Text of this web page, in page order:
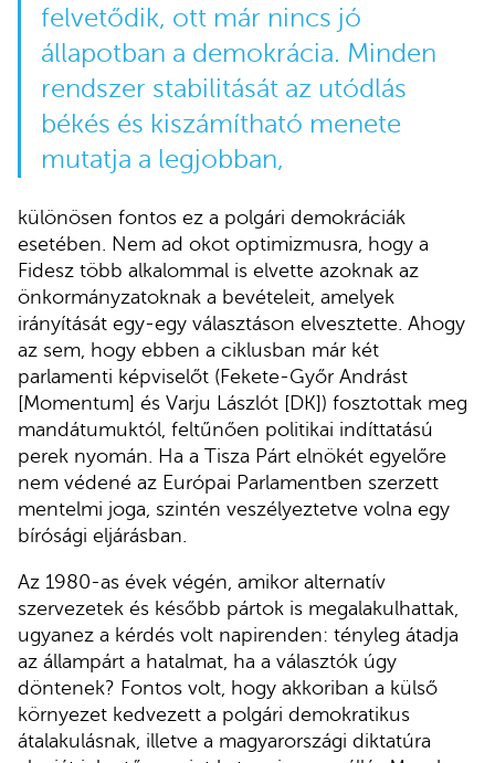
felvetődik, ott már nincs jó
állapotban a demokrácia. Minden
rendszer stabilitását az utódlás
békés és kiszámítható menete
mutatja a legjobban,
különösen fontos ez a polgári demokráciák
esetében. Nem ad okot optimizmusra, hogy a
Fidesz több alkalommal is elvette azoknak az
önkormányzatoknak a bevételeit, amelyek
irányítását egy-egy választáson elvesztette. Ahogy
az sem, hogy ebben a ciklusban már két
parlamenti képviselőt (Fekete-Győr Andrást
[Momentum] és Varju Lászlót [DK]) fosztottak meg
mandátumuktól, feltűnően politikai indíttatású
perek nyomán. Ha a Tisza Párt elnökét egyelőre
nem védené az Európai Parlamentben szerzett
mentelmi joga, szintén veszélyeztetve volna egy
bírósági eljárásban.
Az 1980-as évek végén, amikor alternatív
szervezetek és később pártok is megalakulhattak,
ugyanez a kérdés volt napirenden: tényleg átadja
az állampárt a hatalmat, ha a választók úgy
döntenek? Fontos volt, hogy akkoriban a külső
környezet kedvezett a polgári demokratikus
átalakulásnak, illetve a magyarországi diktatúra